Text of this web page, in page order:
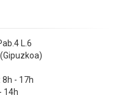
L.6
8h - 17h
14h